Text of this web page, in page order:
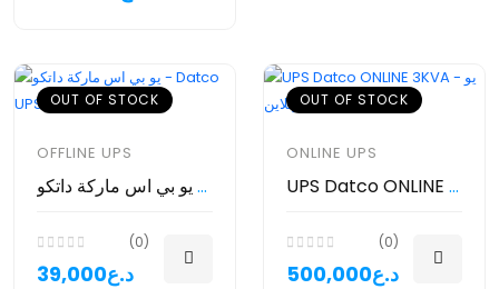
OUT OF STOCK
OFFLINE UPS
يو بي اس ماركة داتكو - Datco UPS 850va
(0)
39,000د.ع
OUT OF STOCK
ONLINE UPS
UPS Datco ONLINE 3KVA - يو بي اس أونلاين
(0)
500,000د.ع